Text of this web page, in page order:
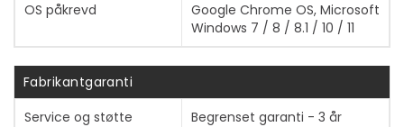
OS påkrevd
Google Chrome OS, Microsoft
Windows 7 / 8 / 8.1 / 10 / 11
Fabrikantgaranti
Service og støtte
Begrenset garanti - 3 år